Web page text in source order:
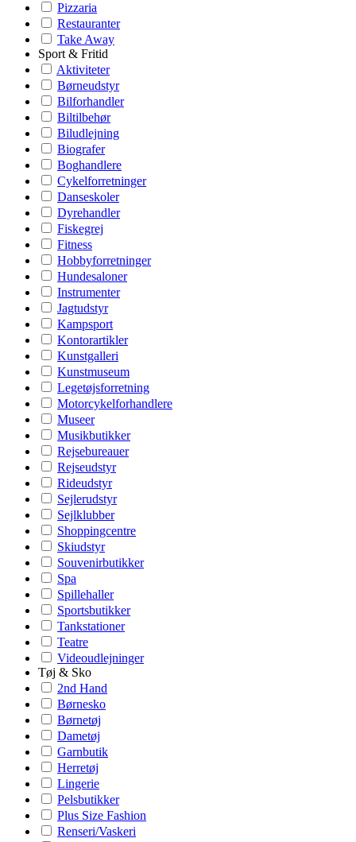
Pizzaria
Restauranter
Take Away
Sport & Fritid
Aktiviteter
Børneudstyr
Bilforhandler
Biltilbehør
Biludlejning
Biografer
Boghandlere
Cykelforretninger
Danseskoler
Dyrehandler
Fiskegrej
Fitness
Hobbyforretninger
Hundesaloner
Instrumenter
Jagtudstyr
Kampsport
Kontorartikler
Kunstgalleri
Kunstmuseum
Legetøjsforretning
Motorcykelforhandlere
Museer
Musikbutikker
Rejsebureauer
Rejseudstyr
Rideudstyr
Sejlerudstyr
Sejlklubber
Shoppingcentre
Skiudstyr
Souvenirbutikker
Spa
Spillehaller
Sportsbutikker
Tankstationer
Teatre
Videoudlejninger
Tøj & Sko
2nd Hand
Børnesko
Børnetøj
Dametøj
Garnbutik
Herretøj
Lingerie
Pelsbutikker
Plus Size Fashion
Renseri/Vaskeri